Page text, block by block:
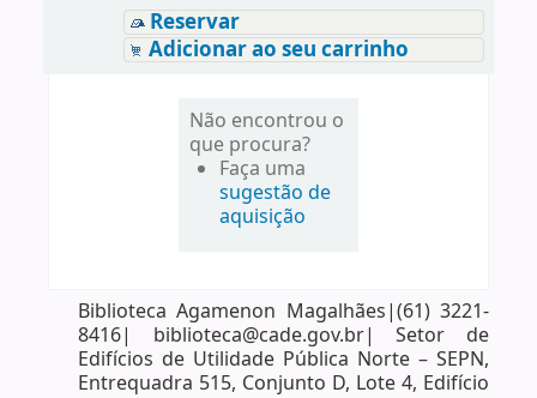
Reservar
Adicionar ao seu carrinho
Não encontrou o
que procura?
Faça uma
sugestão de
aquisição
Biblioteca Agamenon Magalhães|(61) 3221-
8416| biblioteca@cade.gov.br| Setor de
Edifícios de Utilidade Pública Norte – SEPN,
Entrequadra 515, Conjunto D, Lote 4, Edifício